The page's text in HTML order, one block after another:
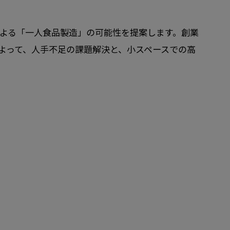
る「一人食品製造」の可能性を提案します。創業
て、人手不足の課題解決と、小スペースでの高